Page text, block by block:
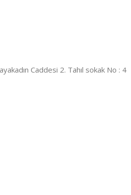
Caddesi 2. Tahıl sokak No : 4